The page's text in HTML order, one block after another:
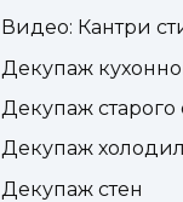
Видео: Кантри
Декупаж
Декупаж старого
Декупаж
Декупаж стен